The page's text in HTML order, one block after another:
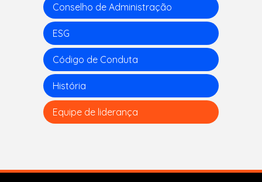
Conselho de Administração
ESG
Código de Conduta
História
Equipe de liderança